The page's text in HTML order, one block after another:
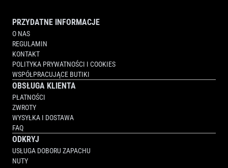
PRZYDATNE INFORMACJE
O NAS
REGULAMIN
KONTAKT
POLITYKA PRYWATNOŚCI I COOKIES
WSPÓŁPRACUJĄCE BUTIKI
OBSŁUGA KLIENTA
PŁATNOŚCI
ZWROTY
WYSYŁKA I DOSTAWA
FAQ
ODKRYJ
USŁUGA DOBORU ZAPACHU
NUTY